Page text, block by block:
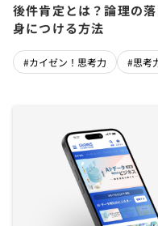
後件肯定とは？論理の
身につける方法
#カイゼン！思考力 #思考